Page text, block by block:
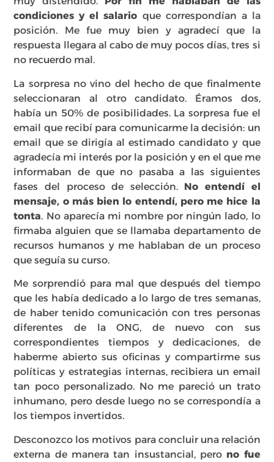
condiciones y el salario que correspondían a la
posición. Me fue muy bien y agradecí que la
respuesta llegara al cabo de muy pocos días, tres si
no recuerdo mal.
La sorpresa no vino del hecho de que finalmente
seleccionaran al otro candidato. Éramos dos,
había un 50% de posibilidades. La sorpresa fue el
email que recibí para comunicarme la decisión: un
email que se dirigía al estimado candidato y que
agradecía mi interés por la posición y en el que me
informaban de que no pasaba a las siguientes
fases del proceso de selección. No entendí el
mensaje, o más bien lo entendí, pero me hice la
tonta. No aparecía mi nombre por ningún lado, lo
firmaba alguien que se llamaba departamento de
recursos humanos y me hablaban de un proceso
que seguía su curso.
Me sorprendió para mal que después del tiempo
que les había dedicado a lo largo de tres semanas,
de haber tenido comunicación con tres personas
diferentes de la ONG, de nuevo con sus
correspondientes tiempos y dedicaciones, de
haberme abierto sus oficinas y compartirme sus
políticas y estrategias internas, recibiera un email
tan poco personalizado. No me pareció un trato
inhumano, pero desde luego no se correspondía a
los tiempos invertidos.
Desconozco los motivos para concluir una relación
externa de manera tan insustancial, pero no fue